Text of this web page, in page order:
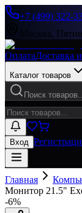
+7 (499) 322-
Москва,
ОплатаДоставка
Каталог товаров
Поиск
Вход
Главная
Монитор 21.5"
-6%